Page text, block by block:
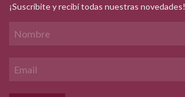
¡Suscribite y recibí todas nuestras novedades!